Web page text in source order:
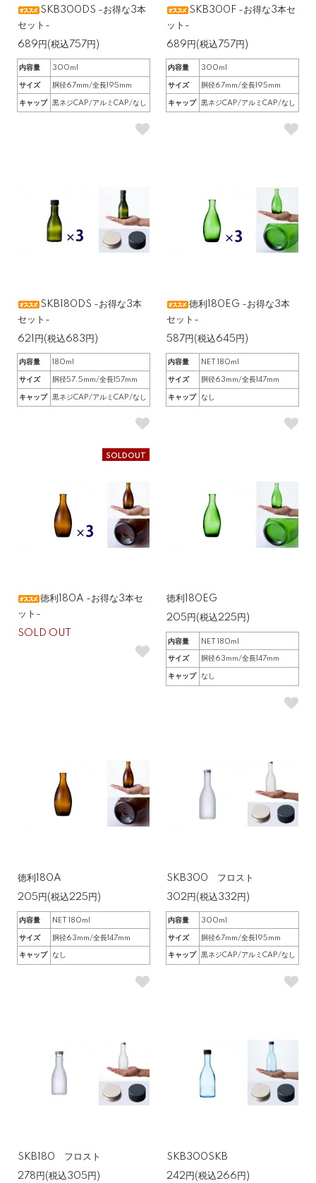
SKB300DS -お得な3本
セット-
689円(税込757円)
内容量 300ml
サイズ 胴径67mm/全長195mm
キャップ 黒ネジCAP/アルミCAP/なし
SKB300F -お得な3本セ
ット-
689円(税込757円)
内容量 300ml
サイズ 胴径67mm/全長195mm
キャップ 黒ネジCAP/アルミCAP/なし
SKB180DS -お得な3本
セット-
621円(税込683円)
内容量 180ml
サイズ 胴径57.5mm/全長157mm
キャップ 黒ネジCAP/アルミCAP/なし
徳利180EG -お得な3本
セット-
587円(税込645円)
内容量 NET 180ml
サイズ 胴径63mm/全長147mm
キャップ なし
SOLDOUT
徳利180A -お得な3本セ
ット-
SOLD OUT
徳利180EG
205円(税込225円)
内容量 NET 180ml
サイズ 胴径63mm/全長147mm
キャップ なし
徳利180A
205円(税込225円)
内容量 NET 180ml
サイズ 胴径63mm/全長147mm
キャップ なし
SKB300 フロスト
302円(税込332円)
内容量 300ml
サイズ 胴径67mm/全長195mm
キャップ 黒ネジCAP/アルミCAP/なし
SKB180 フロスト
278円(税込305円)
SKB300SKB
242円(税込266円)